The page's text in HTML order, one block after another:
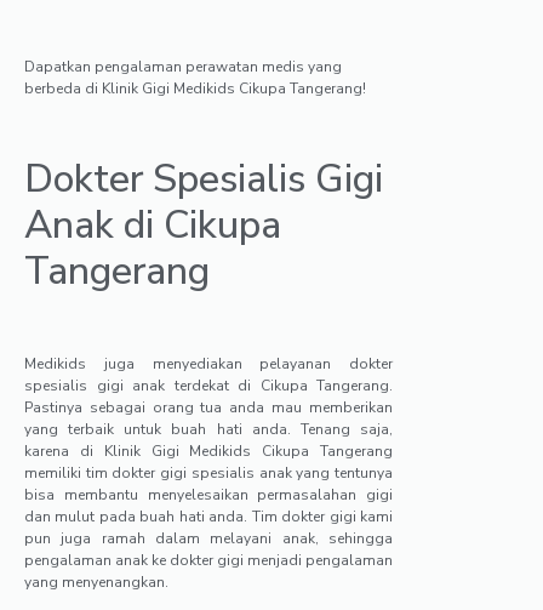
Dapatkan pengalaman perawatan medis yang
berbeda di Klinik Gigi Medikids Cikupa Tangerang!
Dokter Spesialis Gigi
Anak di Cikupa
Tangerang
Medikids juga menyediakan pelayanan dokter
spesialis gigi anak terdekat di Cikupa Tangerang.
Pastinya sebagai orang tua anda mau memberikan
yang terbaik untuk buah hati anda. Tenang saja,
karena di Klinik Gigi Medikids Cikupa Tangerang
memiliki tim dokter gigi spesialis anak yang tentunya
bisa membantu menyelesaikan permasalahan gigi
dan mulut pada buah hati anda. Tim dokter gigi kami
pun juga ramah dalam melayani anak, sehingga
pengalaman anak ke dokter gigi menjadi pengalaman
yang menyenangkan.